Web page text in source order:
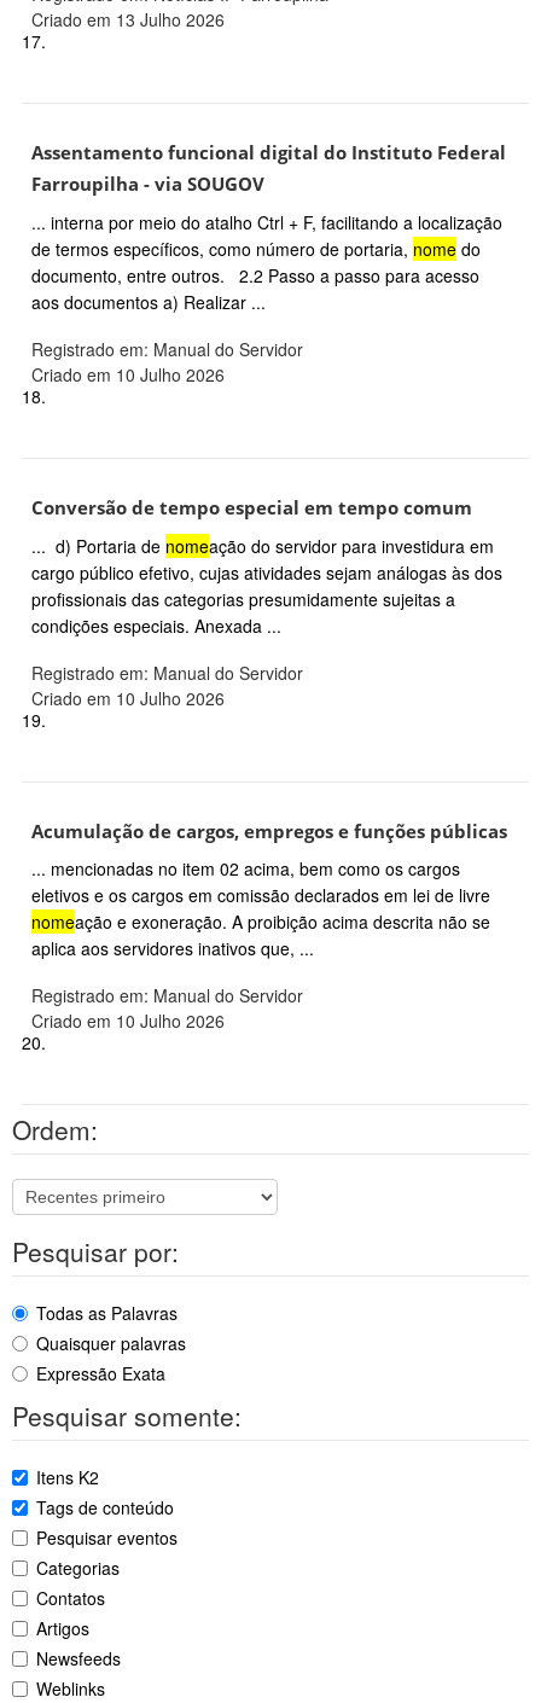
Criado em 13 Julho 2026
17.
Assentamento funcional digital do Instituto Federal
Farroupilha - via SOUGOV
... interna por meio do atalho Ctrl + F, facilitando a localização
de termos específicos, como número de portaria, nome do
documento, entre outros. 2.2 Passo a passo para acesso
aos documentos a) Realizar ...
Registrado em: Manual do Servidor
Criado em 10 Julho 2026
18.
Conversão de tempo especial em tempo comum
... d) Portaria de nomeação do servidor para investidura em
cargo público efetivo, cujas atividades sejam análogas às dos
profissionais das categorias presumidamente sujeitas a
condições especiais. Anexada ...
Registrado em: Manual do Servidor
Criado em 10 Julho 2026
19.
Acumulação de cargos, empregos e funções públicas
... mencionadas no item 02 acima, bem como os cargos
eletivos e os cargos em comissão declarados em lei de livre
nomeação e exoneração. A proibição acima descrita não se
aplica aos servidores inativos que, ...
Registrado em: Manual do Servidor
Criado em 10 Julho 2026
20.
Ordem:
Pesquisar por:
Todas as Palavras
Quaisquer palavras
Expressão Exata
Pesquisar somente:
Itens K2
Tags de conteúdo
Pesquisar eventos
Categorias
Contatos
Artigos
Newsfeeds
Weblinks